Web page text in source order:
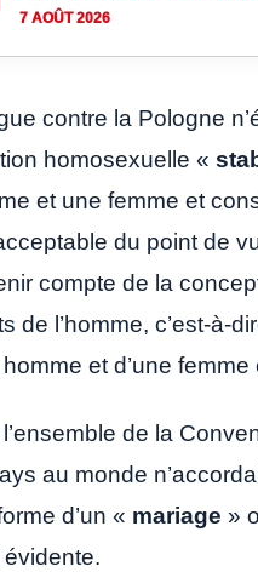
7 AOÛT 2026
contre la Pologne
homosexuelle «
et une femme et
du point de
compte de la
de l’homme, c’est-à-
homme et d’une
de la
au monde
d’un « mariage »